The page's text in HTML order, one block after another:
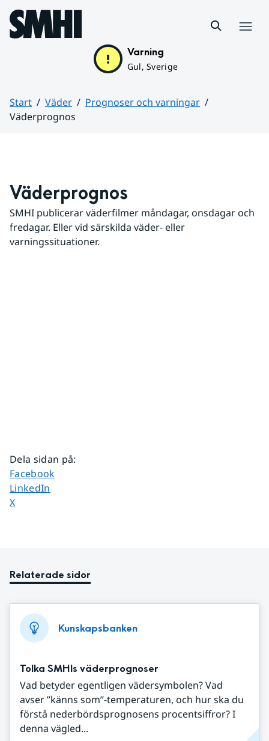
Hoppa till sidans innehåll
Varning
Gul, Sverige
Start Väder
Prognoser och varningar
Väderprognos
Väderprognos
SMHI publicerar väderfilmer måndagar, onsdagar och
fredagar. Eller vid särskilda väder- eller
varningssituationer.
Dela sidan på:
Dela sidan på
Facebook
Dela sidan på
LinkedIn
Dela sidan på
X
Relaterade sidor
Kunskapsbanken
Tolka SMHIs väderprognoser
Vad betyder egentligen vädersymbolen? Vad
avser ”känns som”-temperaturen, och hur ska du
förstå nederbördsprognosens procentsiffror? I
denna vägled...